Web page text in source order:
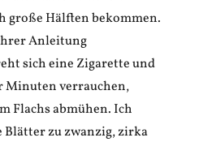
große Hälften bekommen.
Anleitung
sich eine Zigarette und
Minuten verrauchen,
Flachs abmühen. Ich
Blätter zu zwanzig, zirka